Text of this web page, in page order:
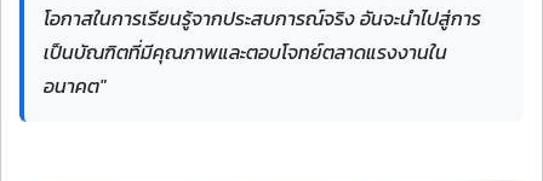
โอกาสในการเรียนรู้จากประสบการณ์จริง อันจะนำไปสู่การ
เป็นบัณฑิตที่มีคุณภาพและตอบโจทย์ตลาดแรงงานใน
อนาคต"